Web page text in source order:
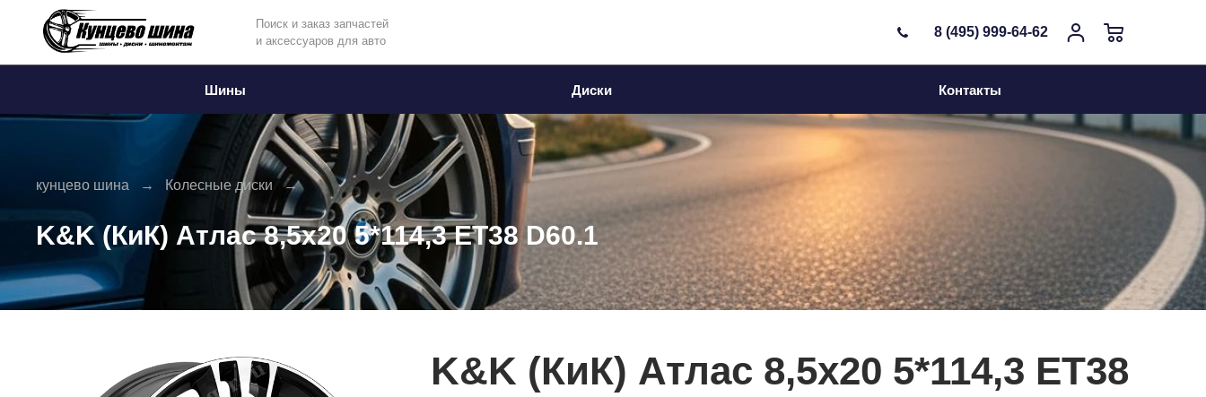
Поиск и заказ запчастей
и аксессуаров для авто
8 (495) 999-64-62
Шины Диски Контакты
кунцево шина Колесные диски
K&K (КиК) Атлас 8,5x20 5*114,3 ET38 D60.1
K&K (КиК) Атлас 8,5x20 5*114,3 ET38